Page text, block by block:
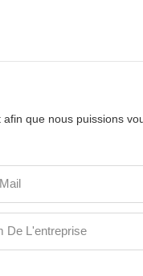
que nous puissions
De L'entreprise